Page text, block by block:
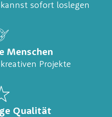
sofort loslegen
Menschen
Projekte
Qualität